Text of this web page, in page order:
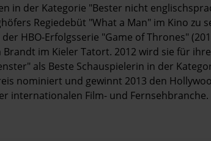
in der Kategorie "Bester nicht
Regiedebüt "What a Man" im Kino zu
HBO-Erfolgsserie "Game of Thrones"
im Kieler Tatort. 2012 wird sie für ihre
als Beste Schauspielerin in der
nominiert und gewinnt 2013 den
internationalen Film- und Fernsehbranche.